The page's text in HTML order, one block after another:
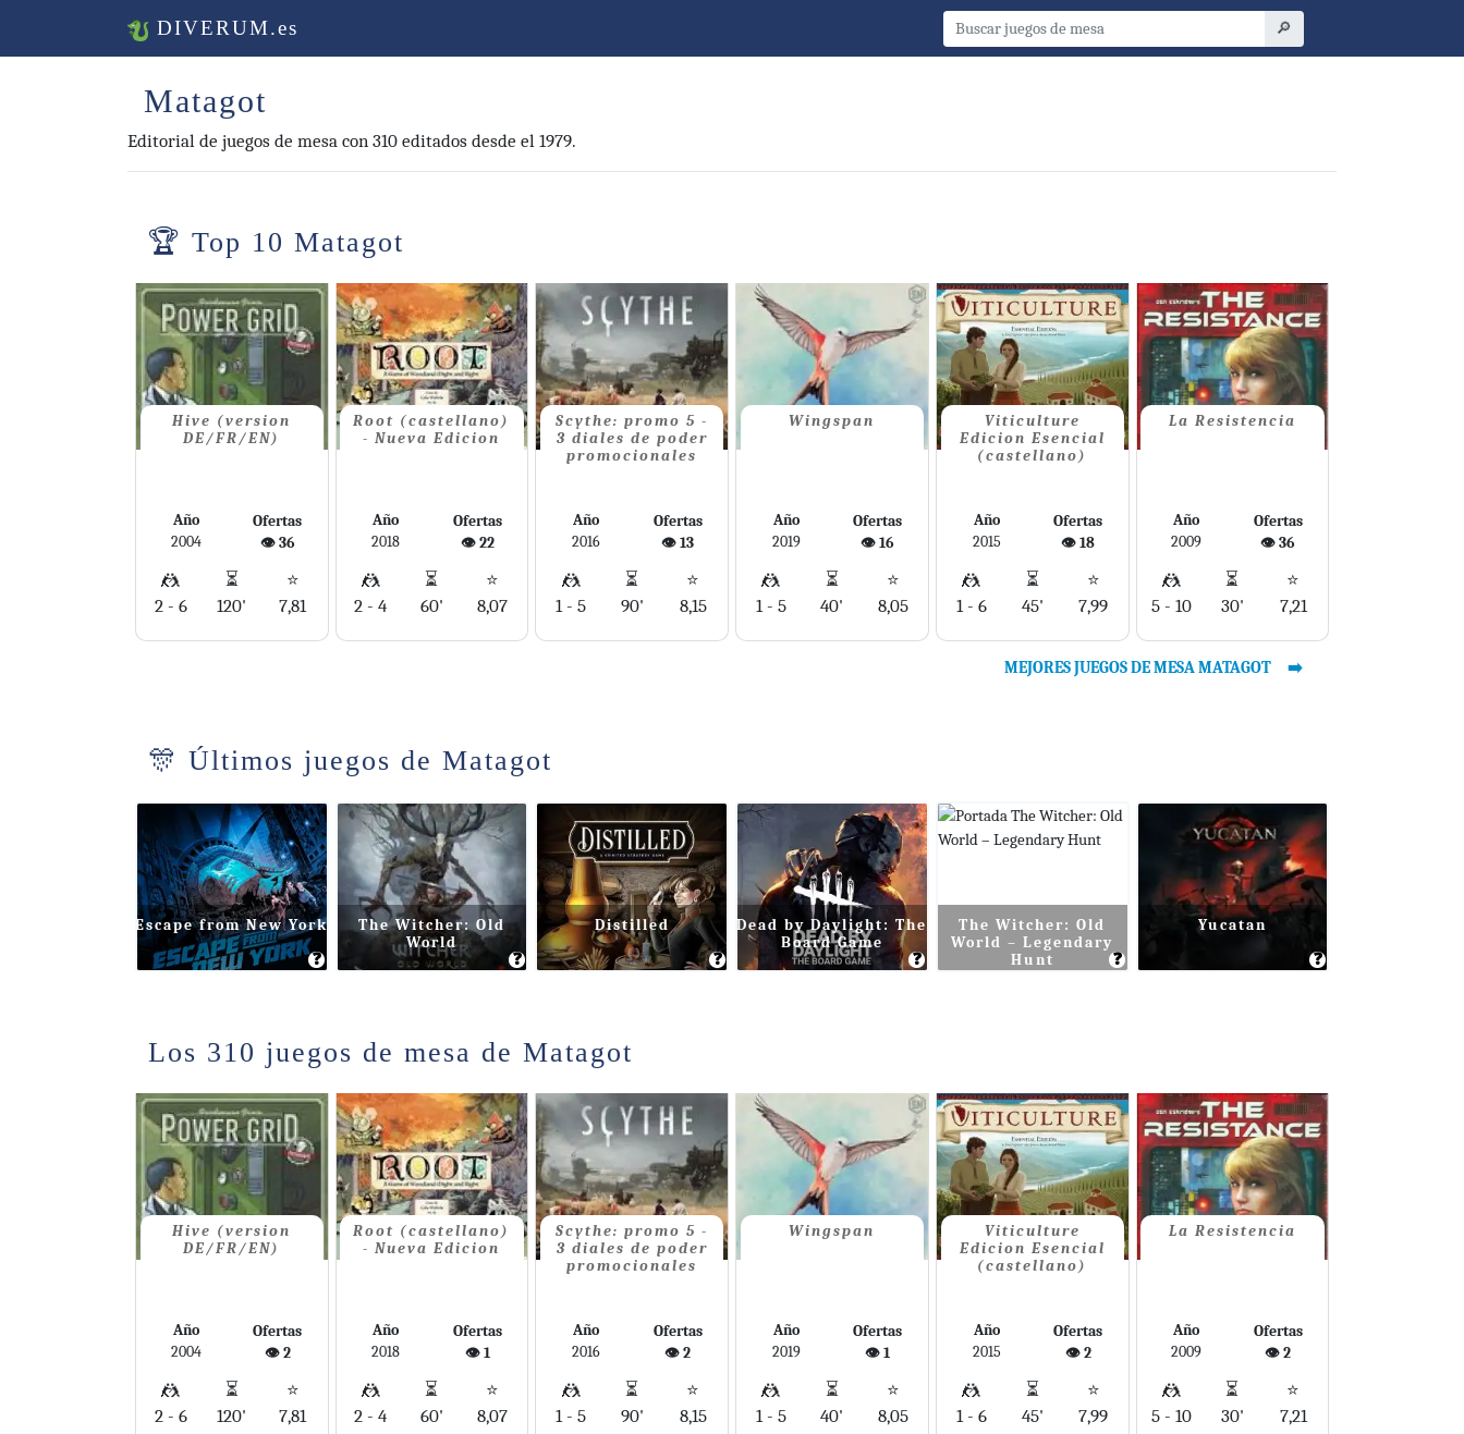
DIVERUM.es 🔎
Matagot
Editorial de juegos de mesa con 310 editados desde el 1979.
Top 10 Matagot
Hive (version
DE/FR/EN)
Año
2004
Ofertas
👁️ 36
🤼
2 - 6
⏳
120'
⭐
7,81
Root (castellano)
- Nueva Edicion
Año
2018
Ofertas
👁️ 22
🤼
2 - 4
⏳
60'
⭐
8,07
Scythe: promo 5 -
3 diales de poder
promocionales
Año
2016
Ofertas
👁️ 13
🤼
1 - 5
⏳
90'
⭐
8,15
Wingspan
Año
2019
Ofertas
👁️ 16
🤼
1 - 5
⏳
40'
⭐
8,05
Viticulture
Edicion Esencial
(castellano)
Año
2015
Ofertas
👁️ 18
🤼
1 - 6
⏳
45'
⭐
7,99
La Resistencia
Año
2009
Ofertas
👁️ 36
🤼
5 - 10
⏳
30'
⭐
7,21
MEJORES JUEGOS DE MESA MATAGOT
🎊 Últimos juegos de Matagot
Escape from New York
❓
The Witcher: Old
World
❓
Distilled
❓
Dead by Daylight: The
Board Game
❓
The Witcher: Old
World – Legendary
Hunt
❓
Yucatan
❓
Los 310 juegos de mesa de Matagot
Hive (version
DE/FR/EN)
Año
2004
Ofertas
👁️ 2
🤼
2 - 6
⏳
120'
⭐
7,81
Root (castellano)
- Nueva Edicion
Año
2018
Ofertas
👁️ 1
🤼
2 - 4
⏳
60'
⭐
8,07
Scythe: promo 5 -
3 diales de poder
promocionales
Año
2016
Ofertas
👁️ 2
🤼
1 - 5
⏳
90'
⭐
8,15
Wingspan
Año
2019
Ofertas
👁️ 1
🤼
1 - 5
⏳
40'
⭐
8,05
Viticulture
Edicion Esencial
(castellano)
Año
2015
Ofertas
👁️ 2
🤼
1 - 6
⏳
45'
⭐
7,99
La Resistencia
Año
2009
Ofertas
👁️ 2
🤼
5 - 10
⏳
30'
⭐
7,21